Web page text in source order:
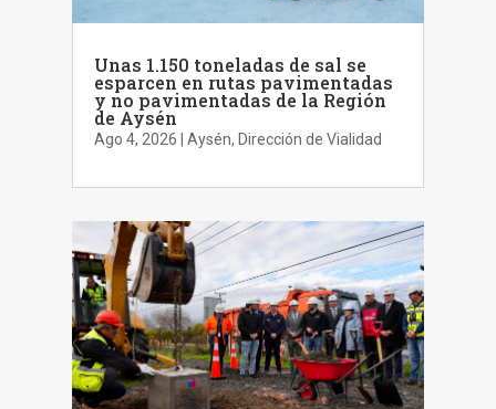
Unas 1.150 toneladas de sal se
esparcen en rutas pavimentadas
y no pavimentadas de la Región
de Aysén
Ago 4, 2026 Aysén, Dirección de Vialidad